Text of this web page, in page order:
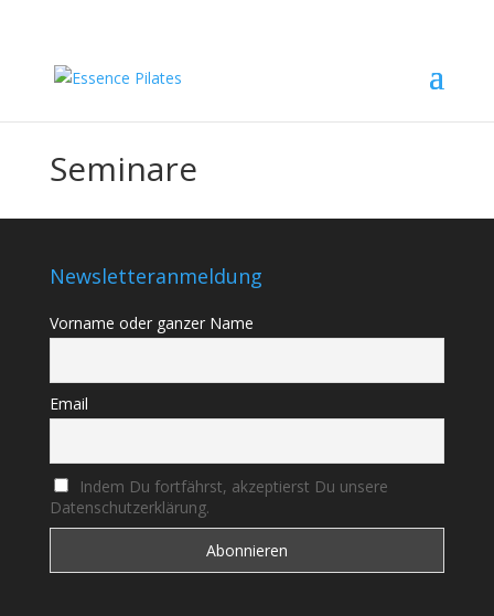
Seminare
Newsletteranmeldung
Vorname oder ganzer Name
Email
Indem Du fortfährst, akzeptierst Du unsere
Datenschutzerklärung.